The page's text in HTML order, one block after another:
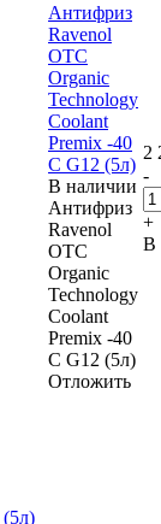
Антифриз
Ravenol
OTC
Organic
Technology
Coolant
Premix -40
С G12 (5л)
В наличии
Антифриз
Ravenol
OTC
Organic
Technology
Coolant
Premix -40
С G12 (5л)
Отложить
2
-
+
В